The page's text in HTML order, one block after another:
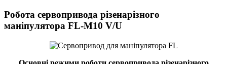
Робота сервопривода різенарізного
маніпулятора FL-M10 V/U